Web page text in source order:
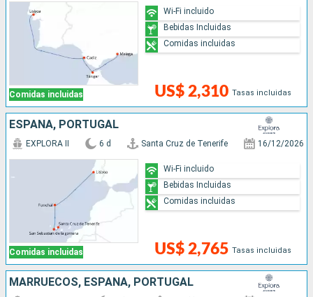
Comidas incluidas US$ 2,310 Tasas incluidas
Wi-Fi incluido
Bebidas Incluidas
Comidas incluidas
ESPAÑA, PORTUGAL
Comidas incluidas
EXPLORA II 6 d Santa Cruz de Tenerife 16/12/2026
US$ 2,765 Tasas incluidas
Wi-Fi incluido
Bebidas Incluidas
Comidas incluidas
MARRUECOS, ESPAÑA, PORTUGAL